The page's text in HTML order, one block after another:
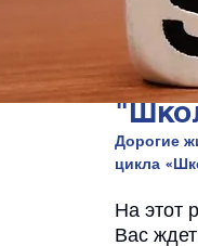
Дорогие
цикла
На этот
Вас